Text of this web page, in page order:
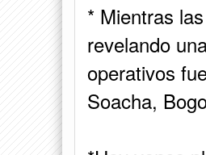
* Mientras
revelando
operativos
Soacha,